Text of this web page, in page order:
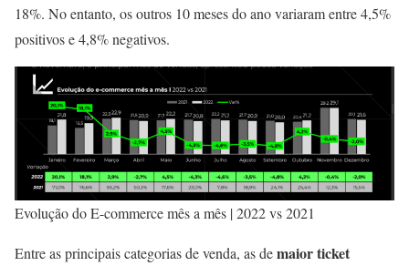
18%. No entanto, os outros 10 meses do ano variaram entre 4,5%
positivos e 4,8% negativos.
Evolução do E-commerce mês a mês | 2022 vs 2021
Entre as principais categorias de venda, as demaior ticket